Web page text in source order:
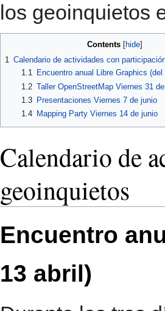
los geoinquietos
Contents
1 Calendario de actividades con
1.1
Encuentro anual Libre Graphics
1.2 Taller OpenStreetMap Viernes 31
1.3
Presentaciones Viernes 7 de junio
1.4
Mapping Party Viernes 14 de junio
Calendario de
geoinquietos
Encuentro
13 abril)